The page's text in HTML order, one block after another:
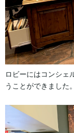
ロビーにはコンシェ
うことができました。